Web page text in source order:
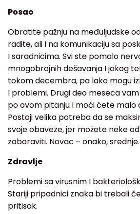
Posao
Obratite pažnju na međuljudske
radite, ali I na komunikaciju sa
I saradnicima. Svi ste pomalo
mnogobrojnih dešavanja I jakog
tokom decembra, pa lako mogu
I problemi. Drugi deo meseca
po ovom pitanju I moći ćete malo
Postoji velika potreba da se
svoje obaveze, jer možete neke
zaboraviti. Novac – onako, srednje.
Zdravlje
Problemi sa virusnim I
Stariji pripadnici znaka bi trebali
pritisak.